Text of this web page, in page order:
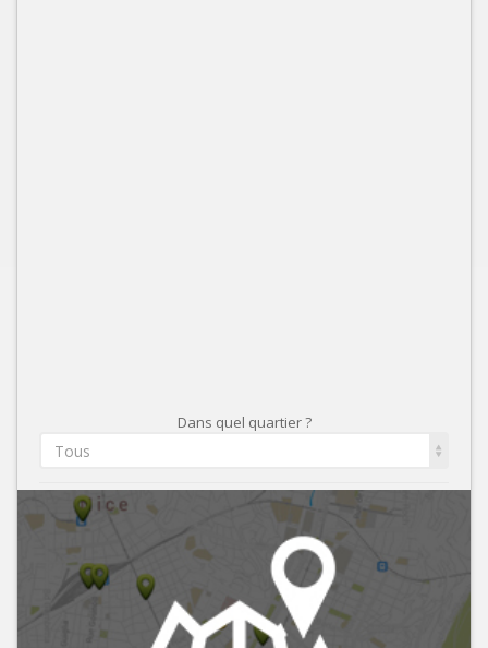
Dans quel quartier ?
Tous